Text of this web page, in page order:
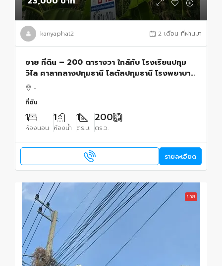
kanyaphat2 2 เดือน ที่ผ่านมา
ขาย ที่ดิน – 200 ตารางวา ใกล้กับ โรงเรียนปทุม
วิไล ศาลากลางปทุมธานี โลตัสปทุมธานี โรงพยาบาล
ปทุมธานี อยู่ย่านใจกลางเมืองปทุม เขตชุมชน
-
ที่ดิน
1
ห้องนอน
1
ห้องน้ำ
1
ตร.ม.
200
ตร.ว.
รายละเอียด
ขาย